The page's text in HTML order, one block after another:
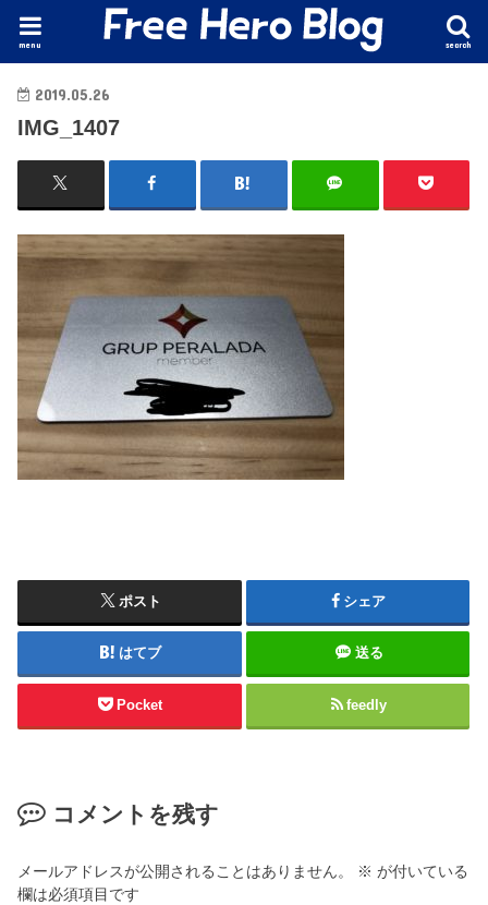
search
menu
2019.05.26
IMG_1407
ポスト シェア
はてブ 送る
Pocket feedly
コメントを残す
メールアドレスが公開されることはありません。 ※ が付いている
欄は必須項目です